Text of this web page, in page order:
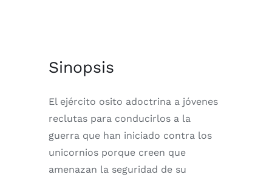
Sinopsis
El ejército osito adoctrina a jóvenes
reclutas para conducirlos a la
guerra que han iniciado contra los
unicornios porque creen que
amenazan la seguridad de su